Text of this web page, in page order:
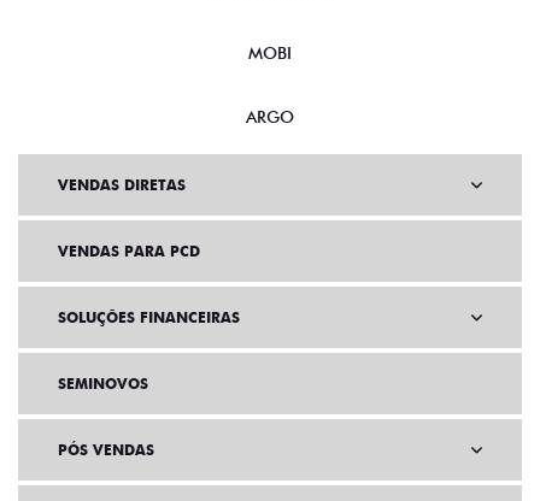
MOBI
ARGO
VENDAS DIRETAS
VENDAS PARA PCD
SOLUÇÕES FINANCEIRAS
SEMINOVOS
PÓS VENDAS